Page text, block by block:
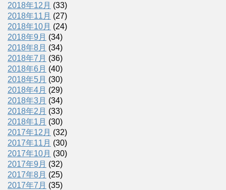
2018年12月 (33)
2018年11月 (27)
2018年10月 (24)
2018年9月 (34)
2018年8月 (34)
2018年7月 (36)
2018年6月 (40)
2018年5月 (30)
2018年4月 (29)
2018年3月 (34)
2018年2月 (33)
2018年1月 (30)
2017年12月 (32)
2017年11月 (30)
2017年10月 (30)
2017年9月 (32)
2017年8月 (25)
2017年7月 (35)